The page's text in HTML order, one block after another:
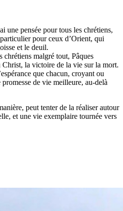
une pensée pour tous les chrétiens,
pour ceux d’Orient, qui
et le deuil.
chrétiens malgré tout, Pâques
la victoire de la vie sur la mort.
que chacun, croyant ou
de vie meilleure, au-delà
peut tenter de la réaliser autour
et une vie exemplaire tournée vers